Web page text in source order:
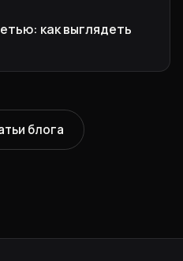
как выглядеть
блога